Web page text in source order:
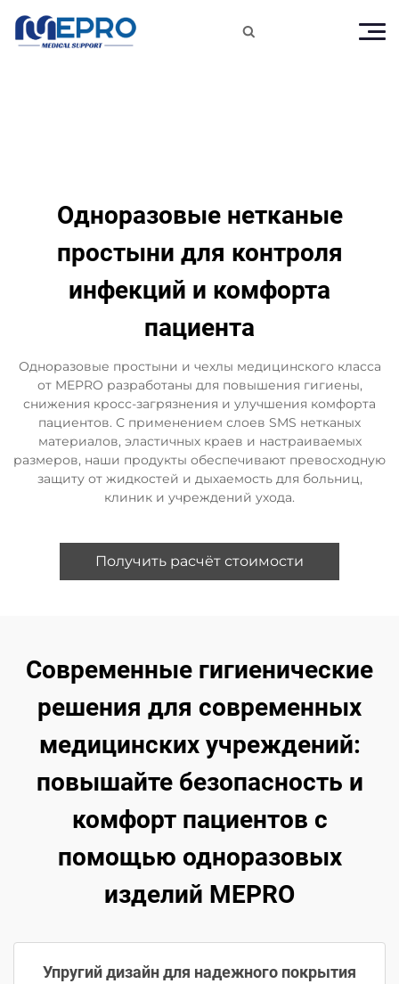

Одноразовые нетканые
простыни для контроля
инфекций и комфорта
пациента
Одноразовые простыни и чехлы медицинского класса
от MEPRO разработаны для повышения гигиены,
снижения кросс-загрязнения и улучшения комфорта
пациентов. С применением слоев SMS нетканых
материалов, эластичных краев и настраиваемых
размеров, наши продукты обеспечивают превосходную
защиту от жидкостей и дыхаемость для больниц,
клиник и учреждений ухода.
Получить расчёт стоимости
Современные гигиенические
решения для современных
медицинских учреждений:
повышайте безопасность и
комфорт пациентов с
помощью одноразовых
изделий MEPRO
Упругий дизайн для надежного покрытия